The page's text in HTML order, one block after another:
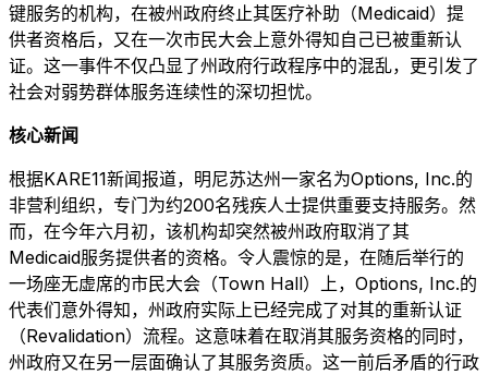
键服务的机构，在被州政府终止其医疗补助（Medicaid）提
供者资格后，又在一次市民大会上意外得知自己已被重新认
证。这一事件不仅凸显了州政府行政程序中的混乱，更引发了
社会对弱势群体服务连续性的深切担忧。
核心新闻
根据KARE11新闻报道，明尼苏达州一家名为Options, Inc.的
非营利组织，专门为约200名残疾人士提供重要支持服务。然
而，在今年六月初，该机构却突然被州政府取消了其
Medicaid服务提供者的资格。令人震惊的是，在随后举行的
一场座无虚席的市民大会（Town Hall）上，Options, Inc.的
代表们意外得知，州政府实际上已经完成了对其的重新认证
（Revalidation）流程。这意味着在取消其服务资格的同时，
州政府又在另一层面确认了其服务资质。这一前后矛盾的行政